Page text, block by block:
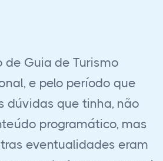
séria e profissional,
capacidade técnica
já tinha feito
uma escola de
e posso dizer: Este